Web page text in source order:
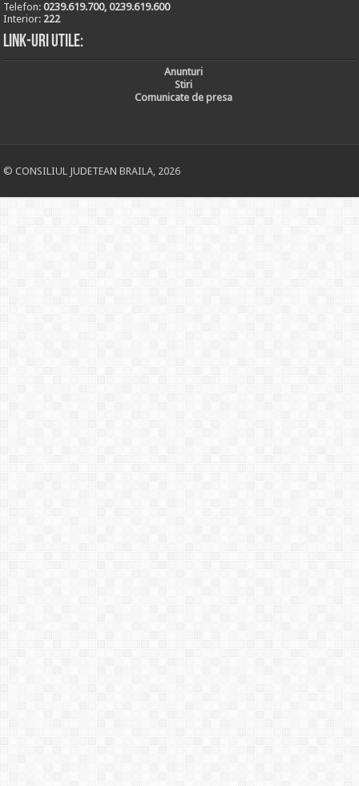
Telefon:0239.619.700, 0239.619.600
Interior: 222
Link-uri utile:
Anunturi
Stiri
Comunicate de presa
© CONSILIUL JUDETEAN BRAILA, 2026